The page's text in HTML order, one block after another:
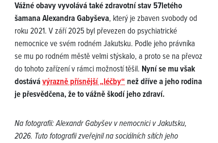
Vážné obavy vyvolává také zdravotní stav 57letého
šamana Alexandra Gabyševa, který je zbaven svobody od
roku 2021. V září 2025 byl převezen do psychiatrické
nemocnice ve svém rodném Jakutsku. Podle jeho právníka
se mu po rodném městě velmi stýskalo, a proto se na převoz
do tohoto zařízení v rámci možností těšil. Nyní se mu však
dostávávýrazně přísnější „léčby“ než dříve a jeho rodina
je přesvědčena, že to vážně škodí jeho zdraví.
Na fotografii: Alexandr Gabyšev v nemocnici v Jakutsku,
2026. Tuto fotografii zveřejnil na sociálních sítích jeho